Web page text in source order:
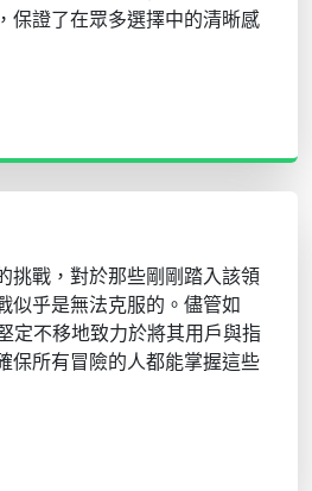
保證了在眾多選擇中的清晰感
挑戰，對於那些剛剛踏入該領
似乎是無法克服的。儘管如
定不移地致力於將其用戶與指
保所有冒險的人都能掌握這些